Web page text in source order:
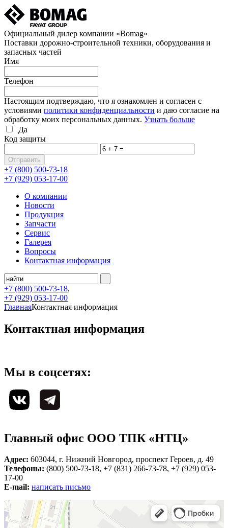
Официальный дилер компании «Bomag»
Поставки дорожно-строительной техники, оборудования и
запасных частей
Имя
Телефон
Настоящим подтверждаю, что я ознакомлен и согласен с
условиями политики конфиденциальности и даю согласие на
обработку моих персональных данных. Узнать больше
Да
Код защиты
+7 (800) 500-73-18
+7 (929) 053-17-00
О компании
Новости
Продукция
Запчасти
Сервис
Галерея
Вопросы
Контактная информация
+7 (800) 500-73-18,
+7 (929) 053-17-00
ГлавнаяКонтактная информация
Контактная информация
Мы в соцсетях:
Главный офис ООО ТПК «НТЦ»
Адрес: 603044, г. Нижний Новгород, проспект Героев, д. 49
Телефоны: (800) 500-73-18, +7 (831) 266-73-78, +7 (929) 053-
17-00
E-mail: написать письмо